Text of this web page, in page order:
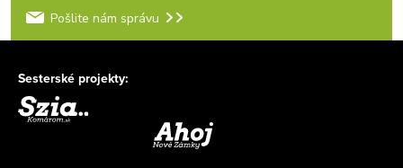
Pošlite nám správu
Sesterské projekty: